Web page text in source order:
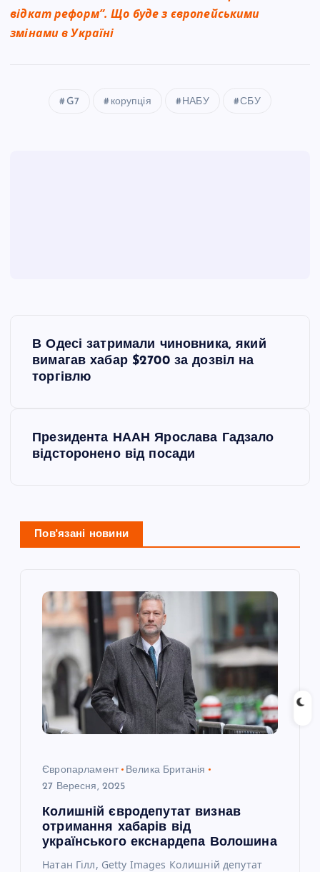
відкат реформ”. Що буде з європейськими
змінами в Україні
G7 корупція НАБУ СБУ
ц
В Одесі затримали чиновника, який
вимагав хабар $2700 за дозвіл на
торгівлю
Президента НААН Ярослава Гадзало
відсторонено від посади
Пов'язані новини
Європарламент
Велика Британія
27 Вересня, 2025
Колишній євродепутат визнав
отримання хабарів від
українського екснардепа Волошина
Натан Гілл, Getty Images Колишній депутат